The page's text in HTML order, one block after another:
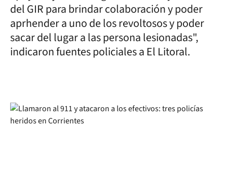
del GIR para brindar colaboración y poder
aprhender a uno de los revoltosos y poder
sacar del lugar a las persona lesionadas",
indicaron fuentes policiales a El Litoral.